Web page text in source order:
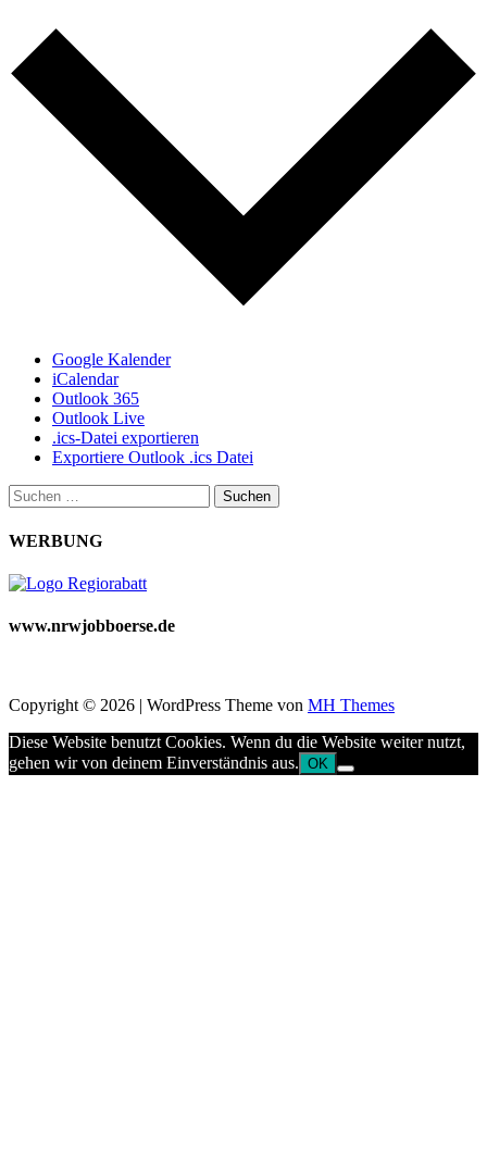
Google Kalender
iCalendar
Outlook 365
Outlook Live
.ics-Datei exportieren
Exportiere Outlook .ics Datei
Suchen
nach:
WERBUNG
www.nrwjobboerse.de
Copyright © 2026 | WordPress Theme von MH Themes
Diese Website benutzt Cookies. Wenn du die Website weiter nutzt,
gehen wir von deinem Einverständnis aus. OK